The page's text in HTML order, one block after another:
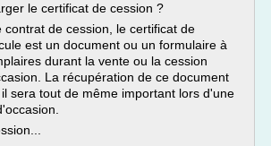
le certificat de cession ?
contrat de cession, le certificat de
est un document ou un formulaire à
durant la vente ou la cession
La récupération de ce document
sera tout de même important lors d'une